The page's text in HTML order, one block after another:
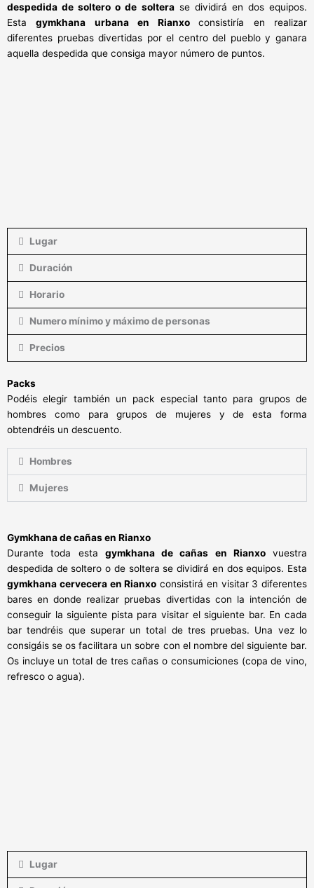
despedida de soltero o de solterase dividirá en dos equipos.
Estagymkhana urbana en Rianxoconsistiría en realizar
diferentes pruebas divertidas por el centro del pueblo y ganara
aquella despedida que consiga mayor número de puntos.
Lugar
Duración
Horario
Numero mínimo y máximo de personas
Precios
Packs
Podéis elegir también un pack especial tanto para grupos de
hombres como para grupos de mujeres y de esta forma
obtendréis un descuento.
Hombres
Mujeres
Gymkhana de cañasen Rianxo
Durante toda esta gymkhana de cañas en Rianxovuestra
despedida de soltero o de soltera se dividirá en dos equipos. Esta
gymkhana cervecera en Rianxo consistirá en visitar 3 diferentes
bares en donde realizar pruebas divertidas con la intención de
conseguir la siguiente pista para visitar el siguiente bar. En cada
bar tendréis que superar un total de tres pruebas. Una vez lo
consigáis se os facilitara un sobre con el nombre del siguiente bar.
Os incluye un total de tres cañas o consumiciones (copa de vino,
refresco o agua).
Lugar